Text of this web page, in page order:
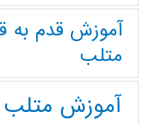
آموزش قدم به
متلب
آموزش متلب